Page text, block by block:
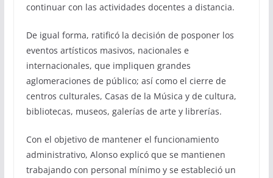
continuar con las actividades docentes a distancia.
De igual forma, ratificó la decisión de posponer los
eventos artísticos masivos, nacionales e
internacionales, que impliquen grandes
aglomeraciones de público; así como el cierre de
centros culturales, Casas de la Música y de cultura,
bibliotecas, museos, galerías de arte y librerías.
Con el objetivo de mantener el funcionamiento
administrativo, Alonso explicó que se mantienen
trabajando con personal mínimo y se estableció un